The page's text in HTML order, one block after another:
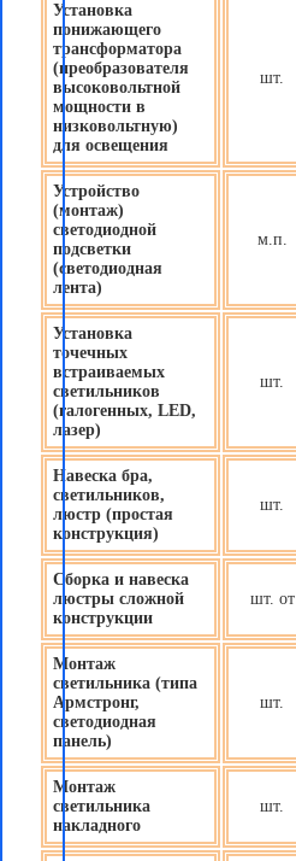
Установка
понижающего
трансформатора
(преобразователя
высоковольтной
мощности в
низковольтную)
для освещения
шт.
Устройство
(монтаж)
светодиодной
подсветки
(светодиодная
лента)
м.п.
Установка
точечных
встраиваемых
светильников
(галогенных, LED,
лазер)
шт.
Навеска бра,
светильников,
люстр (простая
конструкция)
шт.
Сборка и навеска
люстры сложной
конструкции
шт. от
Монтаж
светильника (типа
Армстронг,
светодиодная
панель)
шт.
Монтаж
светильника
накладного
шт.